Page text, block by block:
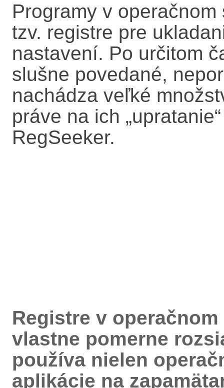
Programy v
tzv. registre pre
nastavení. Po určitom
slušne povedané,
nachádza veľké
práve na ich
RegSeeker.
Registre v
vlastne pomerne
používa nielen
aplikácie na